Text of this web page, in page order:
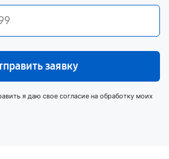
заявку
я даю свое согласие на обработку моих